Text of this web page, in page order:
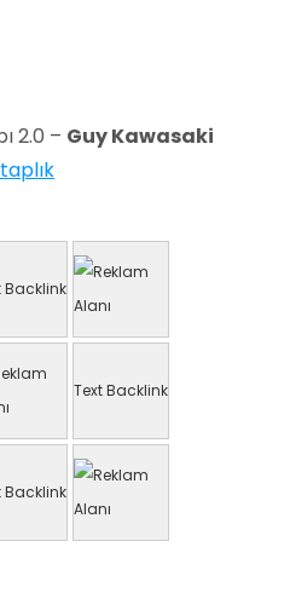
2.0 – Guy Kawasaki
Backlink
Text Backlink
Backlink